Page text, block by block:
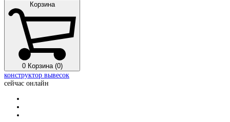
Корзина
0 Корзина (0)
конструктор вывесок
сейчас онлайн